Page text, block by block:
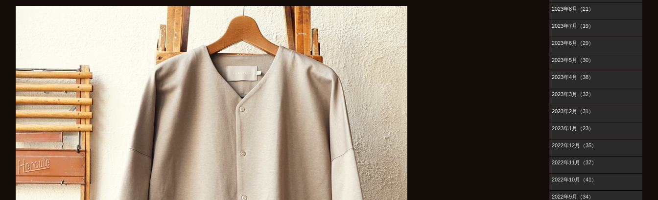
2023年8月（21）
2023年7月（19）
2023年6月（29）
2023年5月（30）
2023年4月（38）
2023年3月（32）
2023年2月（31）
2023年1月（23）
2022年12月（35）
2022年11月（37）
2022年10月（41）
2022年9月（34）